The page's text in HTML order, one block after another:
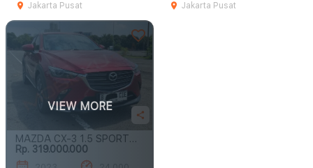
Jakarta Pusat
Jakarta Pusat
MAZDA CX-3 1.5 SPORT
PALING MURAH!!
Rp. 319.000.000
VIEW MORE